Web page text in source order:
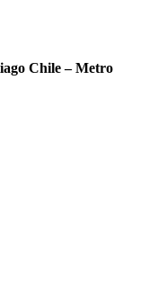
Chile – Metro